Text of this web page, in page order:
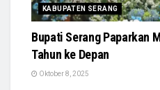
KABUPATEN SERANG
Bupati Serang Paparkan
Tahun ke Depan
Oktober 8, 2025